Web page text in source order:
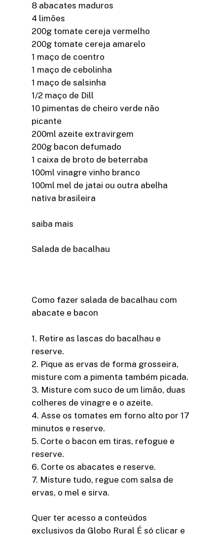
8 abacates maduros
4 limões
200g tomate cereja vermelho
200g tomate cereja amarelo
1 maço de coentro
1 maço de cebolinha
1 maço de salsinha
1/2 maço de Dill
10 pimentas de cheiro verde não
picante
200ml azeite extravirgem
200g bacon defumado
1 caixa de broto de beterraba
100ml vinagre vinho branco
100ml mel de jatai ou outra abelha
nativa brasileira
saiba mais
Salada de bacalhau
Como fazer salada de bacalhau com
abacate e bacon
1. Retire as lascas do bacalhau e
reserve.
2. Pique as ervas de forma grosseira,
misture com a pimenta também picada.
3. Misture com suco de um limão, duas
colheres de vinagre e o azeite.
4. Asse os tomates em forno alto por 17
minutos e reserve.
5. Corte o bacon em tiras, refogue e
reserve.
6. Corte os abacates e reserve.
7. Misture tudo, regue com salsa de
ervas, o mel e sirva.
Quer ter acesso a conteúdos
exclusivos da Globo Rural É só clicar e